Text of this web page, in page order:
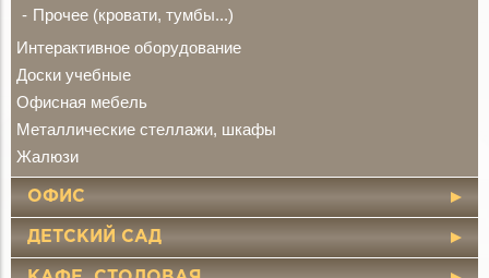
Прочее (кровати, тумбы...)
Интерактивное оборудование
Доски учебные
Офисная мебель
Металлические стеллажи, шкафы
Жалюзи
ОФИС
ДЕТСКИЙ САД